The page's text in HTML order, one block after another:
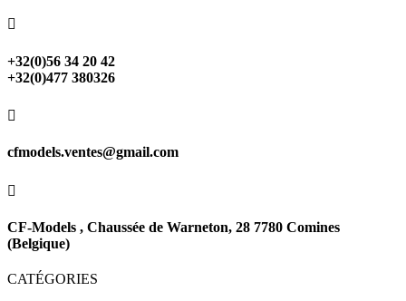

+32(0)56 34 20 42
+32(0)477 380326

cfmodels.ventes@gmail.com

CF-Models , Chaussée de Warneton, 28 7780 Comines
(Belgique)
CATÉGORIES